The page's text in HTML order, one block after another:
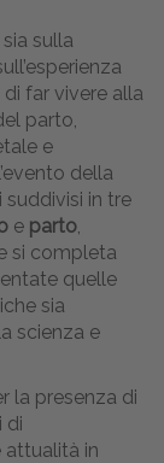
sia sulla
far vivere alla
parto,
e
della
in tre
e parto
e si completa
quelle
sia
scienza e
la presenza di
di
attualità in